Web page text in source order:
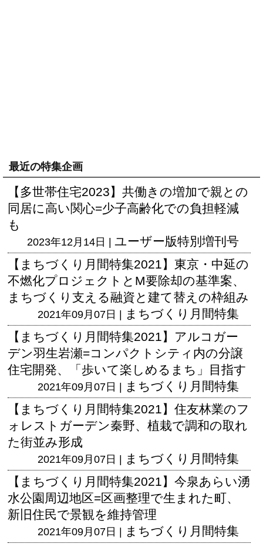
最近の特集企画
【多世帯住宅2023】共働きの増加で親との
同居に高い関心=少子高齢化での負担軽減
も
2023年12月14日 | ユーザー版特別増刊号
【まちづくり月間特集2021】東京・中延の
不燃化プロジェクトとM要除却の基準案、
まちづくり支える融資と建て替えの枠組み
2021年09月07日 |
まちづくり月間特集
【まちづくり月間特集2021】アルコガー
デン羽生岩瀬=コンパクトシティ内の分譲
住宅開発、「歩いて楽しめるまち」目指す
2021年09月07日 |
まちづくり月間特集
【まちづくり月間特集2021】住友林業のフ
ォレストガーデン秦野、植栽で調和の取れ
た街並み形成
2021年09月07日 |
まちづくり月間特集
【まちづくり月間特集2021】今泉あらい湧
水公園周辺地区=区画整理で生まれた町、
新旧住民で景観を維持管理
2021年09月07日 | まちづくり月間特集